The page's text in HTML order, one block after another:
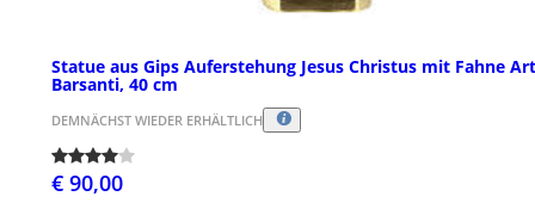
Statue aus Gips Auferstehung Jesus Christus mit Fahne
Barsanti, 40 cm
DEMNÄCHST WIEDER ERHÄLTLICH
€ 90,00